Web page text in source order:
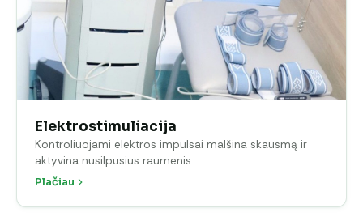
Elektrostimuliacija
Kontroliuojami elektros impulsai malšina skausmą ir
aktyvina nusilpusius raumenis.
Plačiau